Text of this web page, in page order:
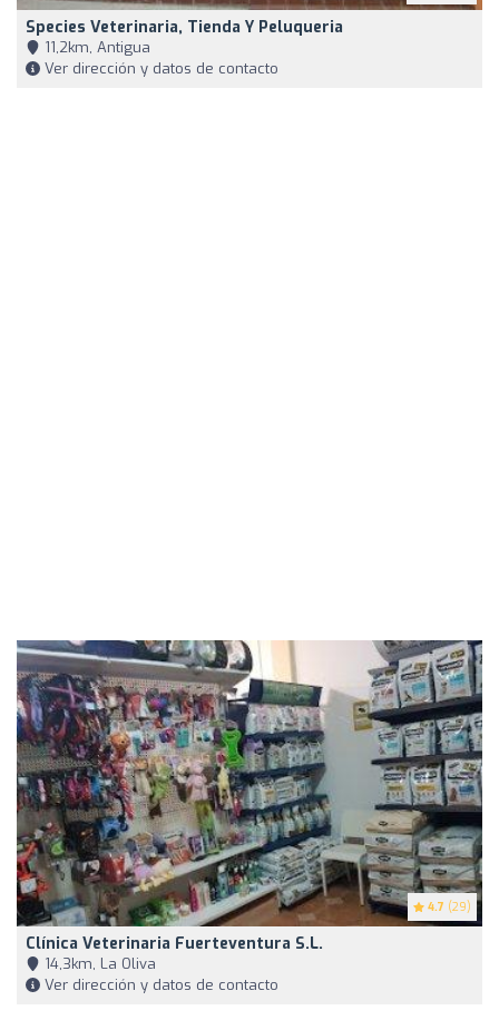
Species Veterinaria, Tienda Y Peluqueria
11,2km, Antigua
Ver dirección y datos de contacto
4.7 (29)
Clínica Veterinaria Fuerteventura S.L.
14,3km, La Oliva
Ver dirección y datos de contacto